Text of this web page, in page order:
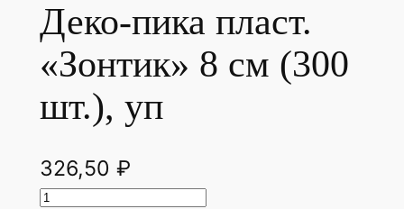
Деко-пика пласт.
«Зонтик» 8 см (300
шт.), уп
326,50 ₽
К